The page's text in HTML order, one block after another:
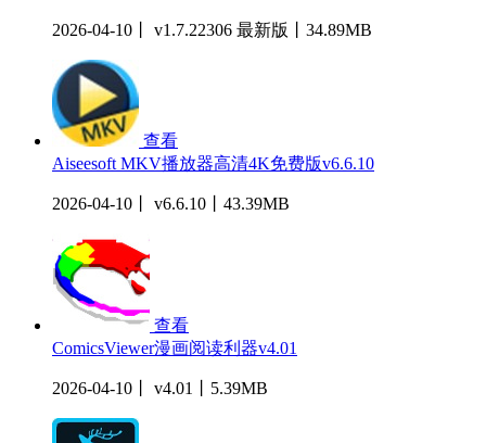
2026-04-10丨 v1.7.22306 最新版丨34.89MB
查看
Aiseesoft MKV播放器高清4K免费版v6.6.10
2026-04-10丨 v6.6.10丨43.39MB
查看
ComicsViewer漫画阅读利器v4.01
2026-04-10丨 v4.01丨5.39MB